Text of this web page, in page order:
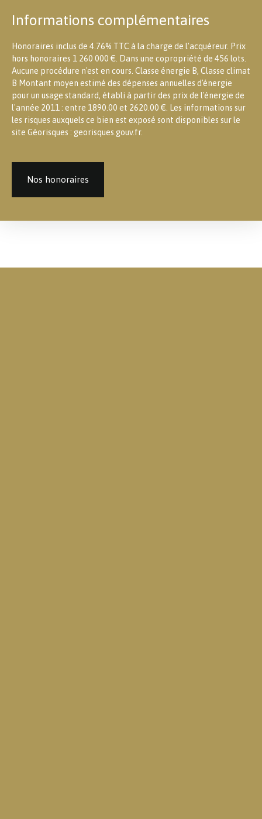
Informations complémentaires
Honoraires inclus de 4.76% TTC à la charge de l'acquéreur. Prix
hors honoraires 1 260 000 €. Dans une copropriété de 456 lots.
Aucune procédure n'est en cours. Classe énergie B, Classe climat
B Montant moyen estimé des dépenses annuelles d'énergie
pour un usage standard, établi à partir des prix de l'énergie de
l'année 2011 : entre 1890.00 et 2620.00 €. Les informations sur
les risques auxquels ce bien est exposé sont disponibles sur le
site Géorisques : georisques.gouv.fr.
Nos honoraires